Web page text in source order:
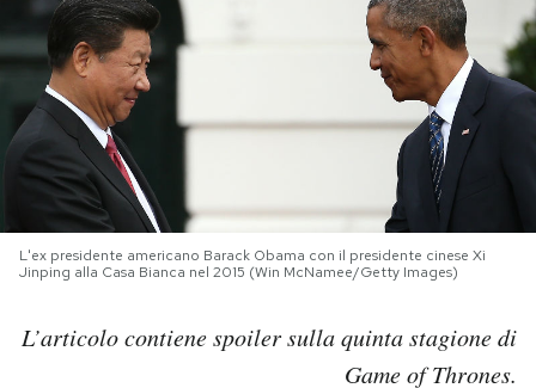
NEWSLETTER
I MIEI PREFERITI
SHOP
CALENDARIO
AREA PERSONALE
L'ex presidente americano Barack Obama con il presidente cinese Xi
Jinping alla Casa Bianca nel 2015 (Win McNamee/Getty Images)
L’articolo contiene spoiler sulla quinta stagione di
Game of Thrones.